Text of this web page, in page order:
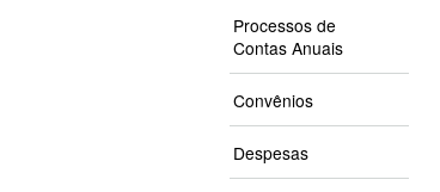
Processos de
Contas Anuais
Convênios
Despesas